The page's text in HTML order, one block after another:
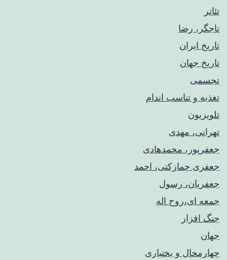
تئاتر
تاجگر، رضا
تاریخ ایران
تاریخ جهان
تجسمی
تغذیه و تناسب اندام
تلویزیون
تهرانی، مهدی
جعفرپور، محمدهادی
جعفری چمازکتی، احمد
جعفریان، رسول
جمعه ای،روح اله
جنگ افزار
جهان
چهارمحال و بختیاری